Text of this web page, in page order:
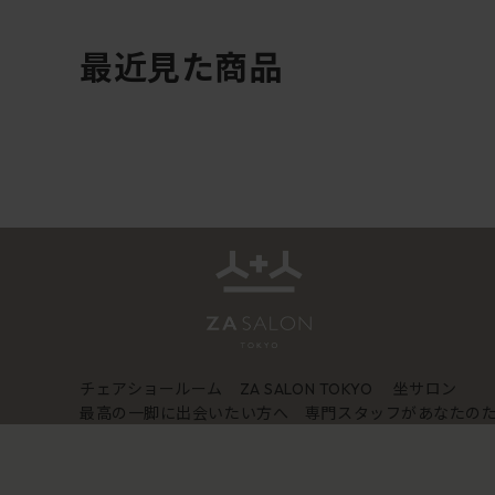
最近見た商品
チェアショールーム ZA SALON TOKYO
坐サロン
最高の一脚に出会いたい方へ 専門スタッフがあなたの